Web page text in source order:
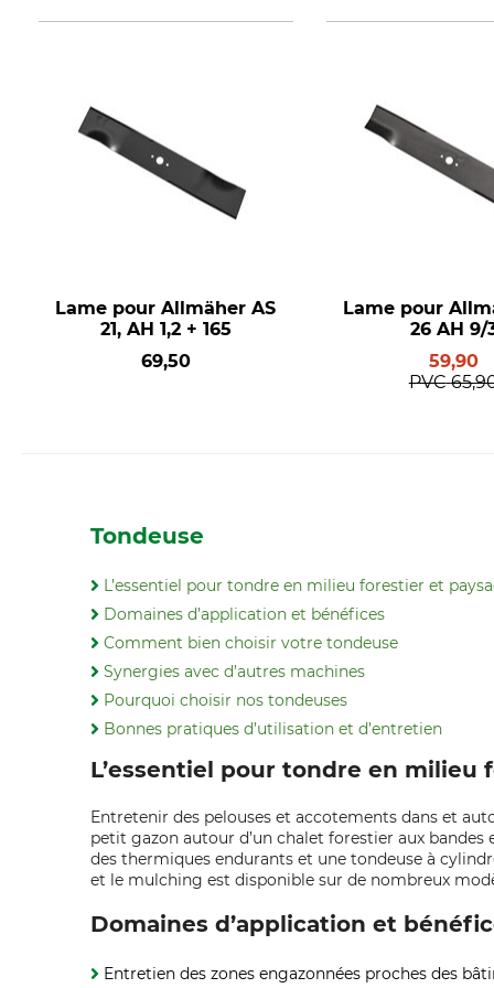
Lame pour Allmäher AS
21, AH 1,2 + 165
69,50
Lame pour
26 AH 9/
59,90
PVC
Tondeuse
L’essentiel pour tondre en milieu forestier et
Domaines d’application et bénéfices
Comment bien choisir votre tondeuse
Synergies avec d’autres machines
Pourquoi choisir nos tondeuses
Bonnes pratiques d’utilisation et d’entretien
L’essentiel pour tondre en milieu
Entretenir des pelouses et accotements dans et
petit gazon autour d’un chalet forestier aux
des thermiques endurants et une tondeuse à
et le mulching est disponible sur de nombreux
Domaines d’application et
Entretien des zones engazonnées proches des